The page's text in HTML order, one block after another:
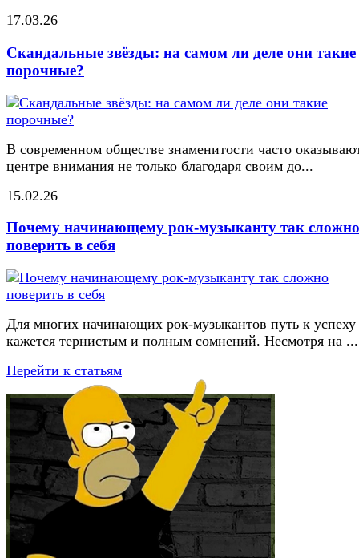
17.03.26
Скандальные звёзды: на самом ли деле они такие
порочные?
В современном обществе знаменитости часто
центре внимания не только благодаря своим до...
15.02.26
Почему начинающему рок-музыканту так сложно
поверить в себя
Для многих начинающих рок-музыкантов путь к успеху
кажется тернистым и полным сомнений. Несмотря на ...
Перейти к статьям